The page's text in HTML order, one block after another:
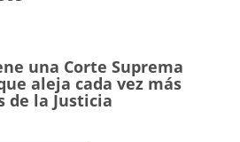
una Corte Suprema
aleja cada vez más
de la Justicia